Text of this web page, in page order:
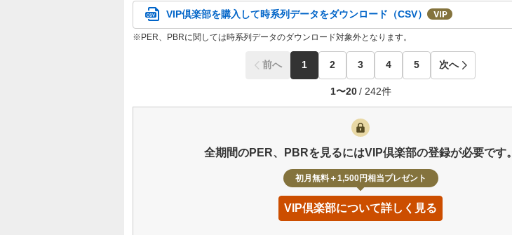
VIP倶楽部を購入して時系列データをダウンロード（CSV）
PER、PBRに関しては時系列データのダウンロード対象外となります。
前へ 1 2 3 4 5 次へ
1〜20 / 242件
全期間のPER、PBRを見るにはVIP倶楽部の登録が必要です。
初月無料＋1,500円相当プレゼント
VIP倶楽部について詳しく見る